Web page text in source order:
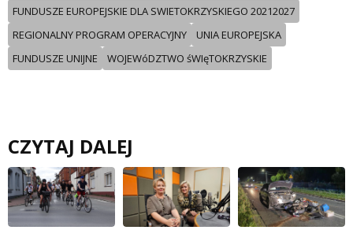
FUNDUSZE EUROPEJSKIE DLA SWIETOKRZYSKIEGO 20212027
REGIONALNY PROGRAM OPERACYJNY
UNIA EUROPEJSKA
FUNDUSZE UNIJNE
WOJEWóDZTWO śWIęTOKRZYSKIE
CZYTAJ DALEJ